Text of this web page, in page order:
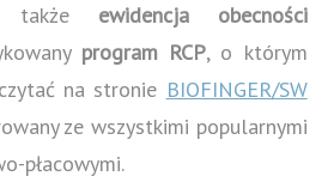
także ewidencja obecności
program RCP, o którym
na stronie BIOFINGER/SW
ze wszystkimi popularnymi
płacowymi.